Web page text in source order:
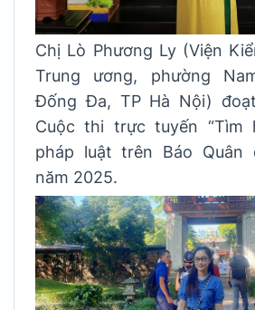
Chị Lò Phương Ly (Viện
Trung ương, phường
Đống Đa, TP Hà Nội)
Cuộc thi trực tuyến “Tìm
pháp luật trên Báo Quân
năm 2025.